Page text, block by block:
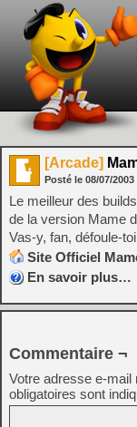
[Arcade]
Posté le 08/07/2003
Le meilleur des
de la version Mame
Vas-y, fan, défoule-
Site Officiel
En savoir plus…
Commentaire ¬
Votre adresse e-mail
obligatoires sont